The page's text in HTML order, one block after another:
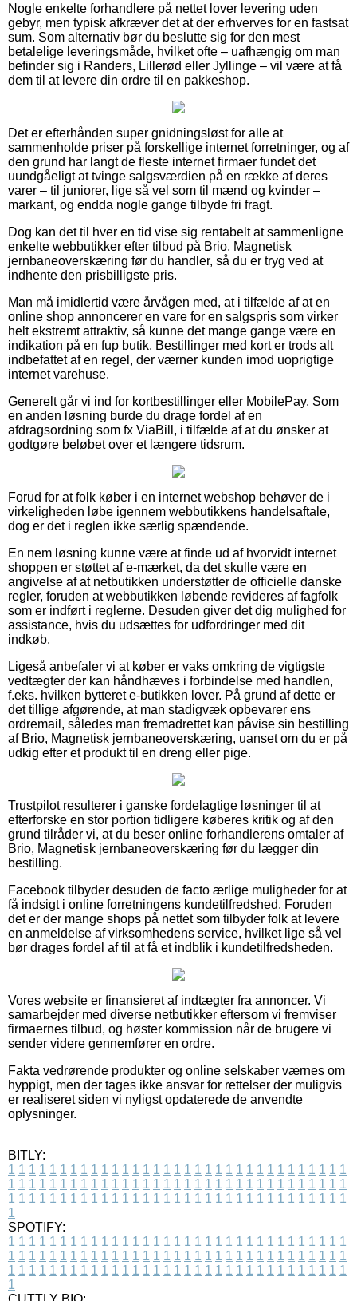
Nogle enkelte forhandlere på nettet lover levering uden
gebyr, men typisk afkræver det at der erhverves for en fastsat
sum. Som alternativ bør du beslutte sig for den mest
betalelige leveringsmåde, hvilket ofte – uafhængig om man
befinder sig i Randers, Lillerød eller Jyllinge – vil være at få
dem til at levere din ordre til en pakkeshop.
Det er efterhånden super gnidningsløst for alle at
sammenholde priser på forskellige internet forretninger, og af
den grund har langt de fleste internet firmaer fundet det
uundgåeligt at tvinge salgsværdien på en række af deres
varer – til juniorer, lige så vel som til mænd og kvinder –
markant, og endda nogle gange tilbyde fri fragt.
Dog kan det til hver en tid vise sig rentabelt at sammenligne
enkelte webbutikker efter tilbud på Brio, Magnetisk
jernbaneoverskæring før du handler, så du er tryg ved at
indhente den prisbilligste pris.
Man må imidlertid være årvågen med, at i tilfælde af at en
online shop annoncerer en vare for en salgspris som virker
helt ekstremt attraktiv, så kunne det mange gange være en
indikation på en fup butik. Bestillinger med kort er trods alt
indbefattet af en regel, der værner kunden imod uoprigtige
internet varehuse.
Generelt går vi ind for kortbestillinger eller MobilePay. Som
en anden løsning burde du drage fordel af en
afdragsordning som fx ViaBill, i tilfælde af at du ønsker at
godtgøre beløbet over et længere tidsrum.
Forud for at folk køber i en internet webshop behøver de i
virkeligheden løbe igennem webbutikkens handelsaftale,
dog er det i reglen ikke særlig spændende.
En nem løsning kunne være at finde ud af hvorvidt internet
shoppen er støttet af e-mærket, da det skulle være en
angivelse af at netbutikken understøtter de officielle danske
regler, foruden at webbutikken løbende revideres af fagfolk
som er indført i reglerne. Desuden giver det dig mulighed for
assistance, hvis du udsættes for udfordringer med dit
indkøb.
Ligeså anbefaler vi at køber er vaks omkring de vigtigste
vedtægter der kan håndhæves i forbindelse med handlen,
f.eks. hvilken bytteret e-butikken lover. På grund af dette er
det tillige afgørende, at man stadigvæk opbevarer ens
ordremail, således man fremadrettet kan påvise sin bestilling
af Brio, Magnetisk jernbaneoverskæring, uanset om du er på
udkig efter et produkt til en dreng eller pige.
Trustpilot resulterer i ganske fordelagtige løsninger til at
efterforske en stor portion tidligere køberes kritik og af den
grund tilråder vi, at du beser online forhandlerens omtaler af
Brio, Magnetisk jernbaneoverskæring før du lægger din
bestilling.
Facebook tilbyder desuden de facto ærlige muligheder for at
få indsigt i online forretningens kundetilfredshed. Foruden
det er der mange shops på nettet som tilbyder folk at levere
en anmeldelse af virksomhedens service, hvilket lige så vel
bør drages fordel af til at få et indblik i kundetilfredsheden.
Vores website er finansieret af indtægter fra annoncer. Vi
samarbejder med diverse netbutikker eftersom vi fremviser
firmaernes tilbud, og høster kommission når de brugere vi
sender videre gennemfører en ordre.
Fakta vedrørende produkter og online selskaber værnes om
hyppigt, men der tages ikke ansvar for rettelser der muligvis
er realiseret siden vi nyligst opdaterede de anvendte
oplysninger.
BITLY:
1 1 1 1 1 1 1 1 1 1 1 1 1 1 1 1 1 1 1 1 1 1 1 1 1 1 1 1 1 1 1 1 1
1 1 1 1 1 1 1 1 1 1 1 1 1 1 1 1 1 1 1 1 1 1 1 1 1 1 1 1 1 1 1 1 1
1 1 1 1 1 1 1 1 1 1 1 1 1 1 1 1 1 1 1 1 1 1 1 1 1 1 1 1 1 1 1 1 1
1
SPOTIFY:
1 1 1 1 1 1 1 1 1 1 1 1 1 1 1 1 1 1 1 1 1 1 1 1 1 1 1 1 1 1 1 1 1
1 1 1 1 1 1 1 1 1 1 1 1 1 1 1 1 1 1 1 1 1 1 1 1 1 1 1 1 1 1 1 1 1
1 1 1 1 1 1 1 1 1 1 1 1 1 1 1 1 1 1 1 1 1 1 1 1 1 1 1 1 1 1 1 1 1
1